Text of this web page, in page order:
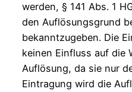
werden, § 141 Abs. 1
den Auflösungsgrund
bekanntzugeben. Die
keinen Einfluss auf die
Auflösung, da sie nur
Eintragung wird die